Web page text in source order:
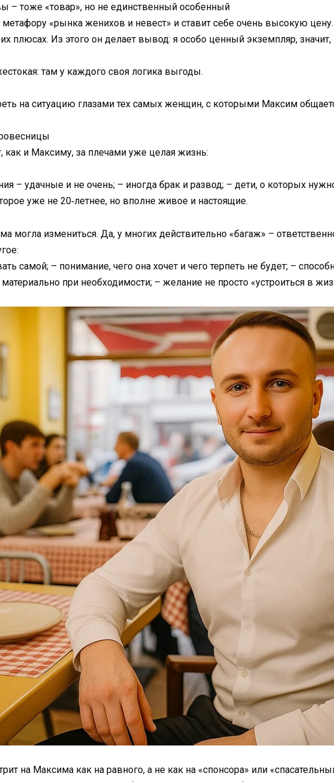
– тоже «товар», но не единственный особенный
«рынка женихов и невест» и ставит себе очень высокую
плюсах. Из этого он делает вывод: я особо ценный экземпляр,
там у каждого своя логика выгоды.
на ситуацию глазами тех самых женщин, с которыми Максим
и Максиму, за плечами уже целая жизнь:
– удачные и не очень; – иногда брак и развод; – дети, о которых нужно
уже не 20‑летнее, но вполне живое и настоящие.
могла измениться. Да, у многих действительно «багаж» –
самой; – понимание, чего она хочет и чего терпеть не будет; –
при необходимости; – желание не просто «устроиться в
на Максима как на равного, а не как на «спонсора» или